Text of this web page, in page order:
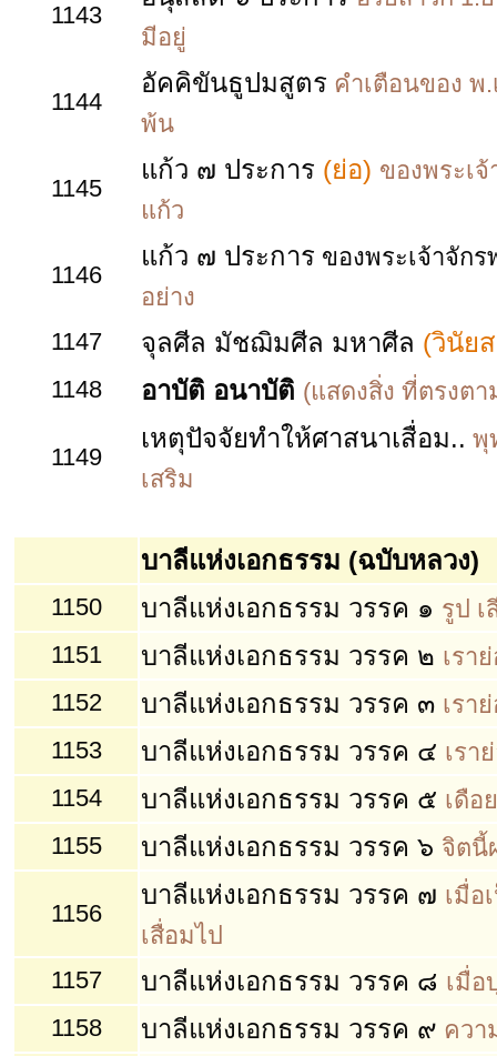
1143
มีอยู่
1144
อัคคิขันธูปมสูตร คำเตือนของ พ
พ้น
1145
แก้ว ๗ ประการ (ย่อ) ของพระเ
แก้ว
1146
แก้ว ๗ ประการ ของพระเจ้าจัก
อย่าง
1147
จุลศีล มัชฌิมศีล มหาศีล (วินัย
1148 อาบัติ อนาบัติ (แสดงสิ่ง ที่ตรงต
1149
เหตุปัจจัยทำให้ศาสนาเสื่อม.. พุ
เสริม
บาลีแห่งเอกธรรม (ฉบับหลวง)
1150 บาลีแห่งเอกธรรม วรรค ๑ รูป
1151
บาลีแห่งเอกธรรม วรรค ๒ เรา
1152
บาลีแห่งเอกธรรม วรรค ๓ เรา
1153
บาลีแห่งเอกธรรม วรรค ๔ เรา
1154
บาลีแห่งเอกธรรม วรรค ๕ เดือ
1155
บาลีแห่งเอกธรรม วรรค ๖ จิตนี้
1156
บาลีแห่งเอกธรรม วรรค ๗ เมื่อ
เสื่อมไป
1157
บาลีแห่งเอกธรรม วรรค ๘ เมื่อ
1158
บาลีแห่งเอกธรรม วรรค ๙ ควา